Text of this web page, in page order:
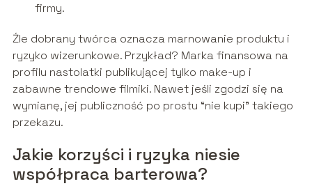
firmy.
Źle dobrany twórca oznacza marnowanie produktu i
ryzyko wizerunkowe. Przykład? Marka finansowa na
profilu nastolatki publikującej tylko make-up i
zabawne trendowe filmiki. Nawet jeśli zgodzi się na
wymianę, jej publiczność po prostu “nie kupi” takiego
przekazu.
Jakie korzyści i ryzyka niesie
współpraca barterowa?